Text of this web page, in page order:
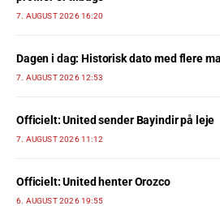
7. AUGUST 2026 16:20
Dagen i dag: Historisk dato med flere
7. AUGUST 2026 12:53
Officielt: United sender Bayindir på leje
7. AUGUST 2026 11:12
Officielt: United henter Orozco
6. AUGUST 2026 19:55